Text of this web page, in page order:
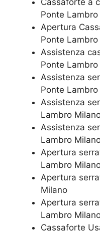
Ponte
​Apertura
Ponte
Assistenza
Ponte
​Assistenza
Ponte
Assistenza
Lambro
Assistenza
Lambro
​Apertura
Lambro
Apertura
Milano
​Apertura
Lambro
​Cassaforte